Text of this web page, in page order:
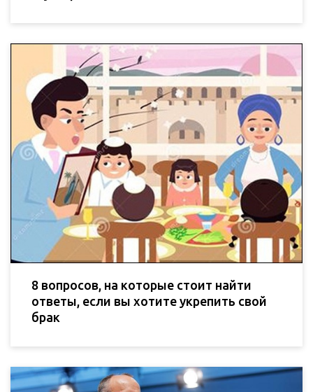
8 вопросов, на которые стоит найти
ответы, если вы хотите укрепить свой
брак